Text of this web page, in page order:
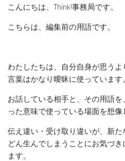
こんにちは、Think!事務局です。
こちらは、編集前の用語です。
わたしたちは、自分自身が思う
言葉はかなり曖昧に使っています。
お話している相手と、その用語を
った意味で使っている場面を想像
伝え違い・受け取り違いが、新た
どん生んでしまうことにお気づき
ます。